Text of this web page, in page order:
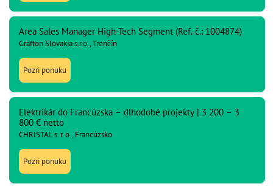
Area Sales Manager High-Tech Segment (Ref. č.: 1004874)
Grafton Slovakia s.r.o., Trenčín
Pozri ponuku
Elektrikár do Francúzska – dlhodobé projekty | 3 200 – 3
800 € netto
CHRISTAL s. r. o., Francúzsko
Pozri ponuku